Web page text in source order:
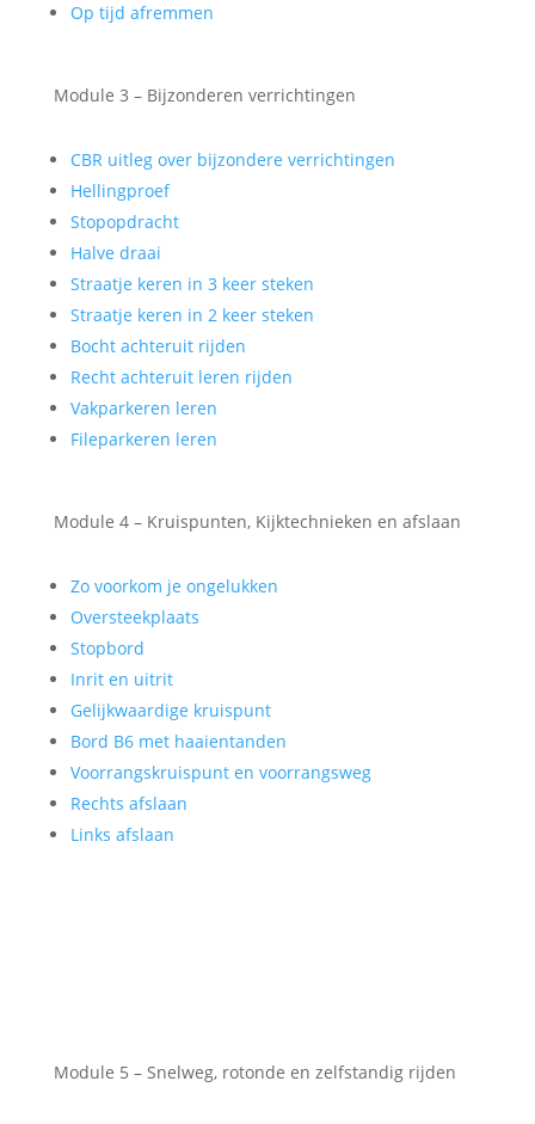
Op tijd afremmen
Module 3 – Bijzonderen verrichtingen
CBR uitleg over bijzondere verrichtingen
Hellingproef
Stopopdracht
Halve draai
Straatje keren in 3 keer steken
Straatje keren in 2 keer steken
Bocht achteruit rijden
Recht achteruit leren rijden
Vakparkeren leren
Fileparkeren leren
Module 4 – Kruispunten, Kijktechnieken en afslaan
Zo voorkom je ongelukken
Oversteekplaats
Stopbord
Inrit en uitrit
Gelijkwaardige kruispunt
Bord B6 met haaientanden
Voorrangskruispunt en voorrangsweg
Rechts afslaan
Links afslaan
Module 5 – Snelweg, rotonde en zelfstandig rijden